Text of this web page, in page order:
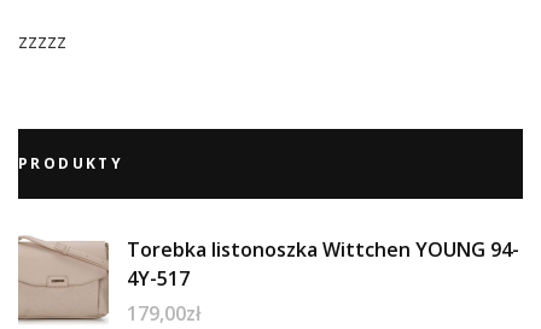
zzzzz
PRODUKTY
Torebka listonoszka Wittchen YOUNG 94-
4Y-517
179,00zł